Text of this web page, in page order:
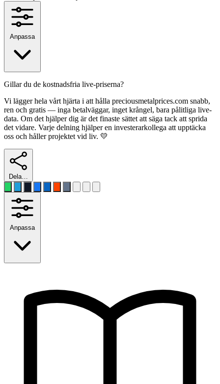
Anpassa
Gillar du de kostnadsfria live-priserna?
Vi lägger hela vårt hjärta i att hålla preciousmetalprices.com snabb,
ren och gratis — inga betalväggar, inget krångel, bara pålitliga live-
data. Om det hjälper dig är det finaste sättet att säga tack att sprida
det vidare. Varje delning hjälper en investerarkollega att upptäcka
oss och håller projektet vid liv. 💛
Dela…
Anpassa